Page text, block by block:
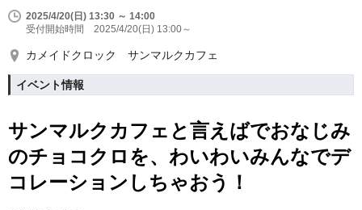
2025/4/20(日) 13:30 ～ 14:00
受付開始時間 2025/4/20(日) 13:00～
カメイドクロック サンマルクカフェ
イベント情報
サンマルクカフェと言えばでおなじみ
のチョコクロを、わいわいみんなでデ
コレーションしちゃおう！